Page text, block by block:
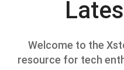
Welcome to the
resource for tech